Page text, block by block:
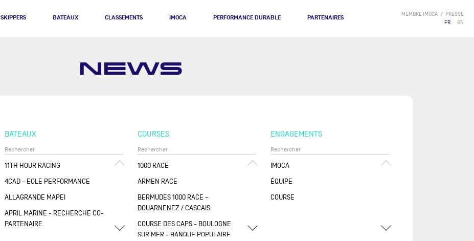
SKIPPERS BATEAUX CLASSEMENTS IMOCA PERFORMANCE DURABLE PARTENAIRES MEMBRE IMOCA
PRESSE
FR
EN
NEWS
BATEAUX
11TH HOUR RACING
4CAD - EOLE PERFORMANCE
ALLAGRANDE MAPEI
APRIL MARINE - RECHERCHE CO-
PARTENAIRE
COURSES
1000 RACE
ARMEN RACE
BERMUDES 1000 RACE –
DOUARNENEZ / CASCAIS
COURSE DES CAPS - BOULOGNE
SUR MER - BANQUE POPULAIRE
ENGAGEMENTS
IMOCA
ÉQUIPE
COURSE